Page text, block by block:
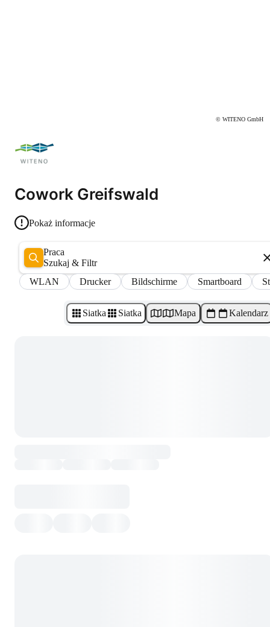
© WITENO GmbH
Cowork Greifswald
Pokaż informacje
Praca
Szukaj & Filtr
WLAN
Drucker Bildschirme Smartboard
Siatka Siatka Mapa Kalendarz